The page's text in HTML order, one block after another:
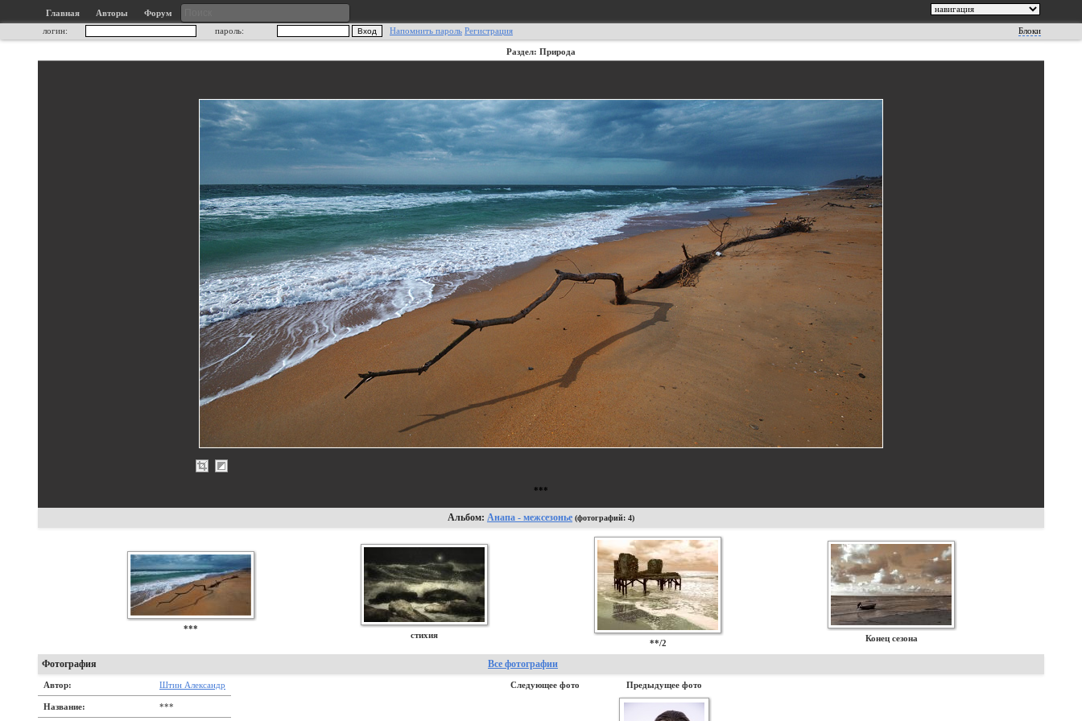
Главная Авторы
Форум
логин:
пароль: Напомнить пароль Регистрация Блоки
Раздел: Природа
***
Альбом: Анапа - межсезонье (фотографий: 4)
***
стихия
**/2
Конец сезона
Фотография Все фотографии
Автор: Штин Александр
Название: ***
Следующее фото Предыдущее фото